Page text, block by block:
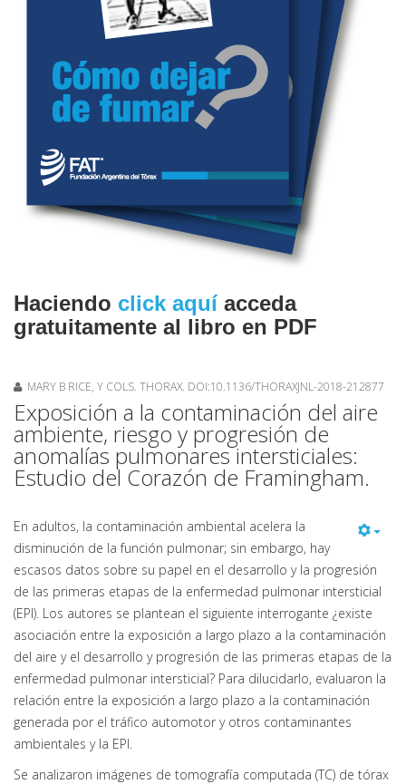
Haciendo click aquíacceda
gratuitamente al libro en PDF
MARY B RICE, Y COLS. THORAX. DOI:10.1136/THORAXJNL-2018-212877
Exposición a la contaminación del aire
ambiente, riesgo y progresión de
anomalías pulmonares intersticiales:
Estudio del Corazón de Framingham.
En adultos, la contaminación ambiental acelera la
disminución de la función pulmonar; sin embargo, hay
escasos datos sobre su papel en el desarrollo y la progresión
de las primeras etapas de la enfermedad pulmonar intersticial
(EPI). Los autores se plantean el siguiente interrogante ¿existe
asociación entre la exposición a largo plazo a la contaminación
del aire y el desarrollo y progresión de las primeras etapas de la
enfermedad pulmonar intersticial? Para dilucidarlo, evaluaron la
relación entre la exposición a largo plazo a la contaminación
generada por el tráfico automotor y otros contaminantes
ambientales y la EPI.
Se analizaron imágenes de tomografía computada (TC) de tórax